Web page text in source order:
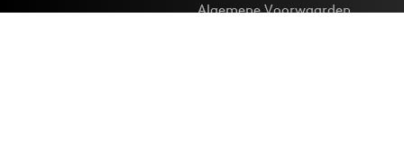
Algemene Voorwaarden